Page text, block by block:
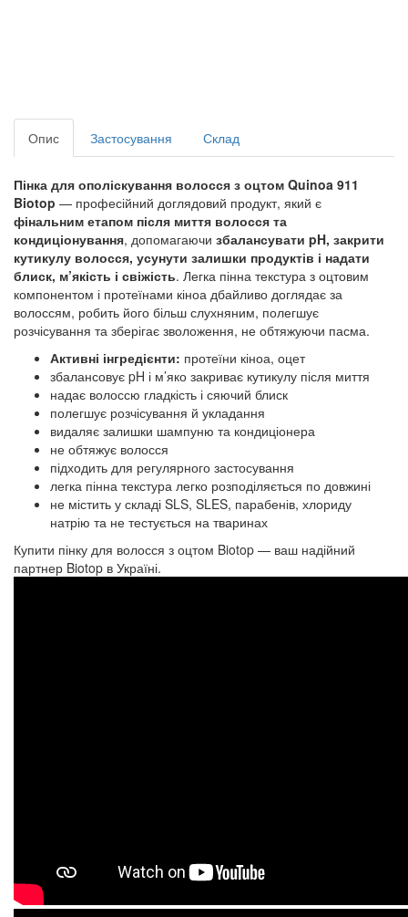
Опис Застосування Склад
Пінка для ополіскування волосся з оцтом Quinoa 911
Biotop — професійний доглядовий продукт, який є
фінальним етапом після миття волосся та
кондиціонування, допомагаючи збалансувати pH, закрити
кутикулу волосся, усунути залишки продуктів і надати
блиск, м’якість і свіжість. Легка пінна текстура з оцтовим
компонентом і протеїнами кіноа дбайливо доглядає за
волоссям, робить його більш слухняним, полегшує
розчісування та зберігає зволоження, не обтяжуючи пасма.
Активні інгредієнти: протеїни кіноа, оцет
збалансовує pH і м’яко закриває кутикулу після миття
надає волоссю гладкість і сяючий блиск
полегшує розчісування й укладання
видаляє залишки шампуню та кондиціонера
не обтяжує волосся
підходить для регулярного застосування
легка пінна текстура легко розподіляється по довжині
не містить у складі SLS, SLES, парабенів, хлориду
натрію та не тестується на тваринах
Купити пінку для волосся з оцтом Biotop — ваш надійний
партнер Biotop в Україні.